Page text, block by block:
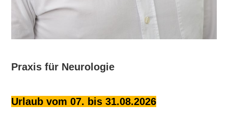
Praxis für Neurologie
Urlaub vom 07. bis 31.08.2026